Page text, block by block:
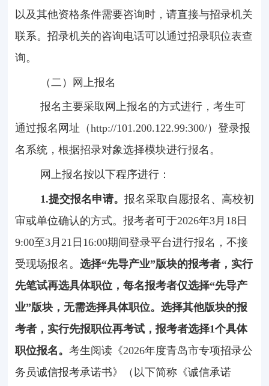
以及其他资格条件需要咨询时，请直接与招录机关
联系。招录机关的咨询电话可以通过招录职位表查
询。
（二）网上报名
报名主要采取网上报名的方式进行，考生可
通过报名网址（http://101.200.122.99:300/）登录报
名系统，根据招录对象选择模块进行报名。
网上报名按以下程序进行：
1.提交报名申请。报名采取自愿报名、高校初
审或单位确认的方式。报考者可于2026年3月 18日
9:00至3月 21 日 16:00期间登录平台进行报名，不接
受现场报名。 选择“先导产业”版块的报考者，实行
先笔试再选具体职位，每名报考者仅选择“先导产
业”版块，无需选择具体职位。选择其他版块的报
考者，实行先报职位再考试，报考者选择1个具体
职位报名。 考生阅读《2026年度青岛市专项招录公
务员诚信报考承诺书》（以下简称《诚信承诺